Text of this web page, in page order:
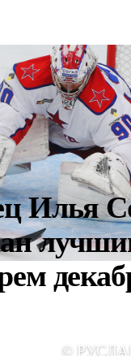
Илья
©